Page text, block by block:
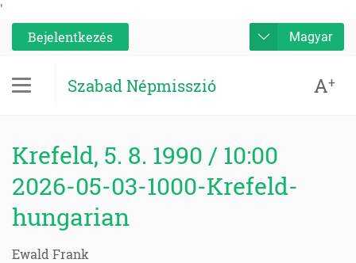
'
Bejelentkezés
Magyar
Szabad Népmisszió A+
Krefeld, 5. 8. 1990 / 10:00
2026-05-03-1000-Krefeld-
hungarian
Ewald Frank